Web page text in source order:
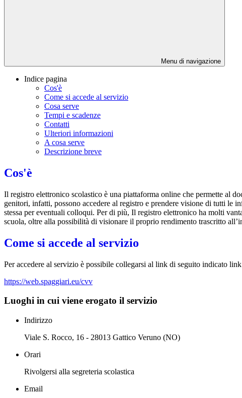
Menu di navigazione
Indice pagina
Cos'è
Come si accede al servizio
Cosa serve
Tempi e scadenze
Contatti
Ulteriori informazioni
A cosa serve
Descrizione breve
Cos'è
Il registro elettronico scolastico è una piattaforma online che permette al
genitori, infatti, possono accedere al registro e prendere visione di tutti le
stessa per eventuali colloqui. Per di più, Il registro elettronico ha molti
scuola, oltre alla possibilità di visionare il proprio rendimento trascritto
Come si accede al servizio
Per accedere al servizio è possibile collegarsi al link di seguito indicato
https://web.spaggiari.eu/cvv
Luoghi in cui viene erogato il servizio
Indirizzo
Viale S. Rocco, 16 - 28013 Gattico Veruno (NO)
Orari
Rivolgersi alla segreteria scolastica
Email